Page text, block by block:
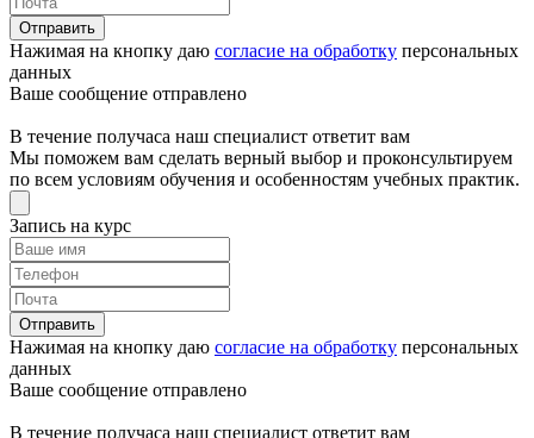
Отправить
Нажимая на кнопку даю согласие на обработку персональных
данных
Ваше сообщение отправлено
В течение получаса наш специалист ответит вам
Мы поможем вам сделать верный выбор и проконсультируем
по всем условиям обучения и особенностям учебных практик.
Запись на курс
Отправить
Нажимая на кнопку даю согласие на обработку персональных
данных
Ваше сообщение отправлено
В течение получаса наш специалист ответит вам